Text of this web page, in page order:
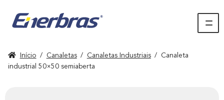
Início / Canaletas / Canaletas Industriais /
Canaleta
industrial 50×50 semiaberta